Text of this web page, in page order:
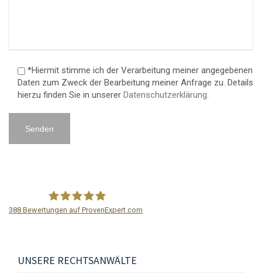
*Hiermit stimme ich der Verarbeitung meiner angegebenen
Daten zum Zweck der Bearbeitung meiner Anfrage zu. Details
hierzu finden Sie in unserer Datenschutzerklärung.
388 Bewertungen auf ProvenExpert.com
UNSERE RECHTSANWÄLTE